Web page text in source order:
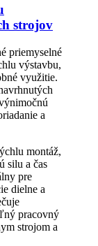
strojov
priemyselné
výstavbu,
využitie.
a
montáž,
silu a čas
pre
dielne a
pracovný
strojom a